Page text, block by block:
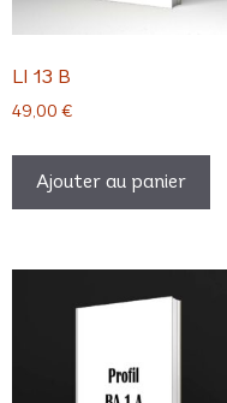
LI 13 B
49,00 €
Ajouter au panier